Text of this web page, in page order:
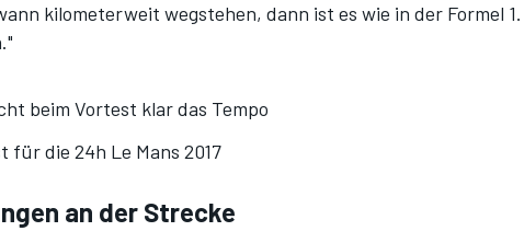
kilometerweit wegstehen, dann ist es wie in der Formel 1.
beim Vortest klar das Tempo
für die 24h Le Mans 2017
an der Strecke